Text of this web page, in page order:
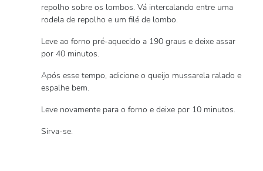
repolho sobre os lombos. Vá intercalando entre uma
rodela de repolho e um filé de lombo.
Leve ao forno pré-aquecido a 190 graus e deixe assar
por 40 minutos.
Após esse tempo, adicione o queijo mussarela ralado e
espalhe bem.
Leve novamente para o forno e deixe por 10 minutos.
Sirva-se.